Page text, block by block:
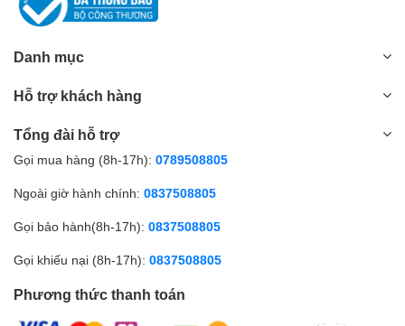
Danh mục
Hỗ trợ khách hàng
Tổng đài hỗ trợ
Gọi mua hàng (8h-17h): 0789508805
Ngoài giờ hành chính: 0837508805
Gọi bảo hành(8h-17h): 0837508805
Gọi khiếu nại (8h-17h): 0837508805
Phương thức thanh toán